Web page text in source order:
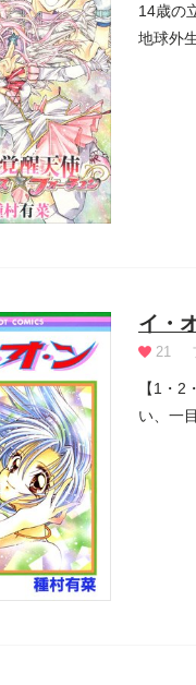
14歳の
地球外
イ・
21
【1・
い、一